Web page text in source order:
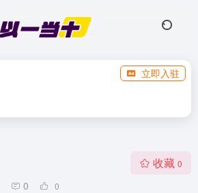
立即入驻
0 0
收藏 0